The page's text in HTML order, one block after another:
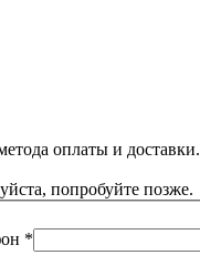
оплаты и доставки.
попробуйте позже.
*